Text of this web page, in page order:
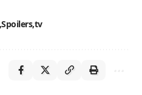
Spoilerstv